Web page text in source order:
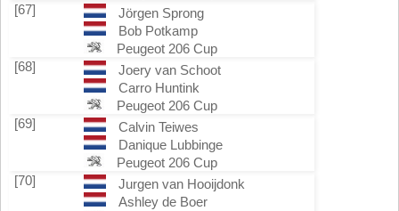
[67]
Jörgen Sprong
Bob Potkamp
Peugeot 206 Cup
[68]
Joery van Schoot
Carro Huntink
Peugeot 206 Cup
[69]
Calvin Teiwes
Danique Lubbinge
Peugeot 206 Cup
[70]
Jurgen van Hooijdonk
Ashley de Boer